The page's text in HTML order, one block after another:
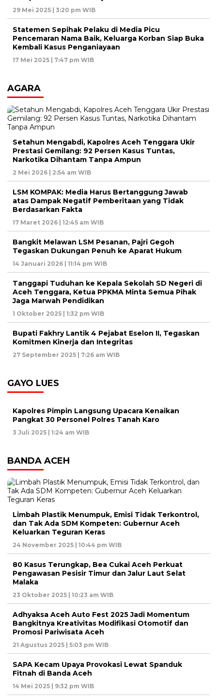
29 Mei 2025 | 3:20 pm WIB
Statemen Sepihak Pelaku di Media Picu
Pencemaran Nama Baik, Keluarga Korban Siap Buka
Kembali Kasus Penganiayaan
17 Mei 2025 | 7:47 pm WIB
AGARA
Setahun Mengabdi, Kapolres Aceh Tenggara Ukir
Prestasi Gemilang: 92 Persen Kasus Tuntas,
Narkotika Dihantam Tanpa Ampun
2 Mei 2026 | 2:54 am WIB
LSM KOMPAK: Media Harus Bertanggung Jawab
atas Dampak Negatif Pemberitaan yang Tidak
Berdasarkan Fakta
17 Maret 2026 | 12:45 am WIB
Bangkit Melawan LSM Pesanan, Pajri Gegoh
Tegaskan Dukungan Penuh ke Aparat Hukum
14 Januari 2026 | 11:14 pm WIB
Tanggapi Tuduhan ke Kepala Sekolah SD Negeri di
Aceh Tenggara, Ketua PPKMA Minta Semua Pihak
Jaga Marwah Pendidikan
1 Oktober 2025 | 1:32 pm WIB
Bupati Fakhry Lantik 4 Pejabat Eselon II, Tegaskan
Komitmen Kinerja dan Integritas
27 September 2025 | 7:26 am WIB
GAYO LUES
Kapolres Pimpin Langsung Upacara Kenaikan
Pangkat 30 Personel Polres Tanah Karo
3 Juli 2025 | 1:24 am WIB
BANDA ACEH
Limbah Plastik Menumpuk, Emisi Tidak Terkontrol,
dan Tak Ada SDM Kompeten: Gubernur Aceh
Keluarkan Teguran Keras
24 November 2025 | 10:44 pm WIB
80 Kasus Terungkap, Bea Cukai Aceh Perkuat
Pengawasan Pesisir Timur dan Jalur Laut Selat
Malaka
23 Oktober 2025 | 10:23 am WIB
Adhyaksa Aceh Auto Fest 2025 Jadi Momentum
Bangkitnya Kreativitas Modifikasi Otomotif dan
Promosi Pariwisata Aceh
21 Agustus 2025 | 5:03 pm WIB
SAPA Kecam Upaya Provokasi Lewat Spanduk
Fitnah di Banda Aceh
14 Mei 2025 | 9:32 pm WIB